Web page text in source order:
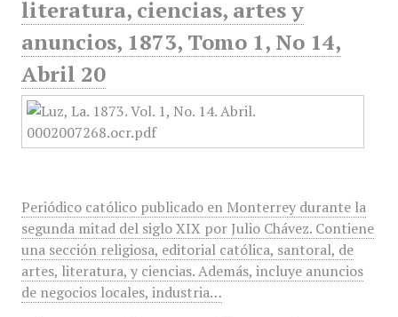
literatura, ciencias, artes y
anuncios, 1873, Tomo 1, No 14,
Abril 20
Periódico católico publicado en Monterrey durante la
segunda mitad del siglo XIX por Julio Chávez. Contiene
una sección religiosa, editorial católica, santoral, de
artes, literatura, y ciencias. Además, incluye anuncios
de negocios locales, industria…